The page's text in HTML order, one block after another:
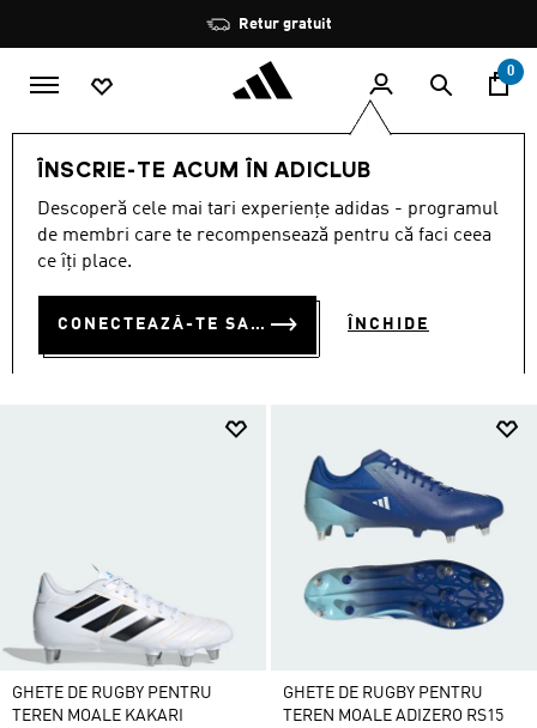
Oprește
rotația
Retur gratuit
0
ÎNSCRIE-TE ACUM ÎN ADICLUB
Descoperă cele mai tari experiențe adidas - programul
de membri care te recompensează pentru că faci ceea
ce îți place.
CONECTEAZĂ-TE SAU ÎNSCRIE-TE ACUM ÎNCHIDE
SPORTURI Alte sporturi Rugby Ghete de rugby
GHETE DE RUGBY
GHETE DE RUGBY PENTRU
TEREN MOALE KAKARI
GHETE DE RUGBY PENTRU
TEREN MOALE ADIZERO RS15